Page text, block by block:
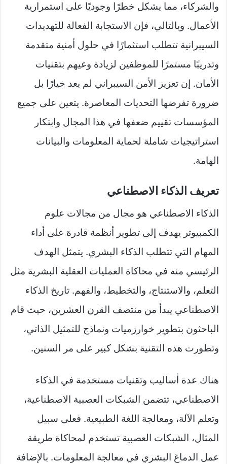
والشركاء، مما يشكل خطرًا وجوديًا على استمرارية
الأعمال. وبالتالي، فإن الاستجابة الفعالة للتهديدات
السيبرانية تتطلب استثمارًا في حلول أمنية متقدمة
وتدريبًا مستمرًا للموظفين لزيادة وعيهم بتقنيات
الأمان. إن تعزيز الأمن السيبراني لم يعد خيارًا بل
ضرورة تفرضها التحديات المعاصرة. يتعين على جميع
المؤسسات تقييم ضعفها في هذا المجال وابتكار
استراتيجيات شاملة لحماية المعلومات والبيانات
الهامة.
تعريف الذكاء الاصطناعي
الذكاء الاصطناعي هو مجال من مجالات علوم
الكمبيوتر يهدف إلى تطوير أنظمة قادرة على أداء
المهام التي تتطلب الذكاء البشري. يتمثل الهدف
الرئيسي منه في محاكاة العمليات العقلية البشرية مثل
التعلم، والاستنتاج، والتخطيط، والفهم. تاريخ الذكاء
الاصطناعي يبدأ من منتصف القرن العشرين، حيث قام
الباحثون بتطوير خوارزميات ونماذج للتمثيل الذاتي،
وتطورت هذه التقنية بشكل كبير على مر السنين.
هناك عدة أساليب وتقنيات مستخدمة في الذكاء
الاصطناعي، تتضمن الشبكات العصبية الاصطناعية،
وتعلم الآلة، ومعالجة اللغة الطبيعية. فعلى سبيل
المثال، الشبكات العصبية تستخدم لمحاكاة طريقة
عمل الدماغ البشري في معالجة المعلومات. بالإضافة